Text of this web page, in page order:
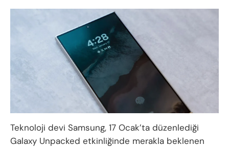
Teknoloji devi Samsung, 17 Ocak’ta düzenlediği
Galaxy Unpacked etkinliğinde merakla beklenen